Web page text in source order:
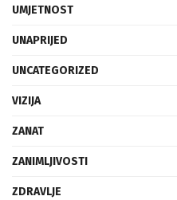
UMJETNOST
UNAPRIJED
UNCATEGORIZED
VIZIJA
ZANAT
ZANIMLJIVOSTI
ZDRAVLJE